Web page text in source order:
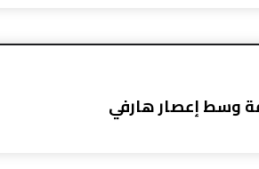
وسط إعصار هارفي